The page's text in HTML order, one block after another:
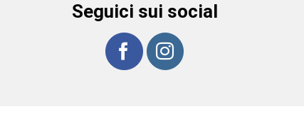
Seguici sui social